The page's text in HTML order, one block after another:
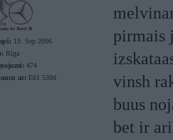
19. Sep 2006
Rīga
474
ar: E61 530d
pirmais
vinsh
buus
bet ir